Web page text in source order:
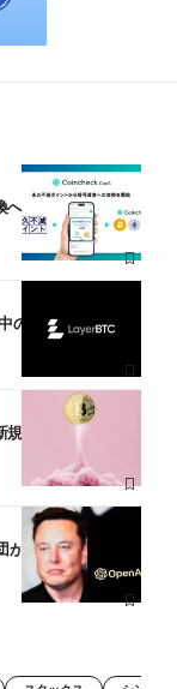
へ──コインチェッ
のLayerBTCのプ
買い手」か＝
全面棄却──わず